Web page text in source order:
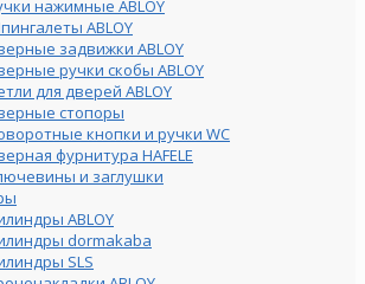
нажимные ABLOY
ABLOY
задвижки ABLOY
ручки скобы ABLOY
для дверей ABLOY
стопоры
кнопки и ручки WC
фурнитура HAFELE
и заглушки
ABLOY
dormakaba
SLS